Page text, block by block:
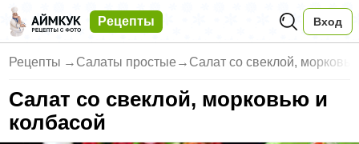
Рецепты Вход
Рецепты → Салаты простые → Салат со свеклой,
Салат со свеклой, морковью и
колбасой